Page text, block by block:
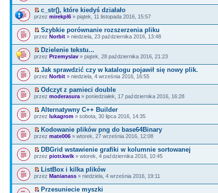
c_str(), które kiedyś działało
przez mirekpl6 » piątek, 11 listopada 2016, 15:57
Szybkie porównanie rozszerzenia pliku
przez Norbit » niedziela, 23 października 2016, 13:48
Dzielenie tekstu...
przez Przemyslav » piątek, 28 października 2016, 21:23
Jak sprawdzić czy w katalogu pojawił się nowy plik.
przez Norbit » niedziela, 4 września 2016, 16:55
Odczyt z pamieci double
przez moderasura » poniedziałek, 17 października 2016, 16:28
Alternatywny C++ Builder
przez lukagrom » sobota, 30 lipca 2016, 14:35
Kodowanie plików png do base64Binary
przez mate006 » wtorek, 27 września 2016, 12:08
DBGrid wstawienie grafiki w kolumnie sortowanej
przez piotr.kwlk » wtorek, 4 października 2016, 10:45
ListBox i kilka plików
przez Manianass » niedziela, 4 września 2016, 19:11
Przesuniecie myszki